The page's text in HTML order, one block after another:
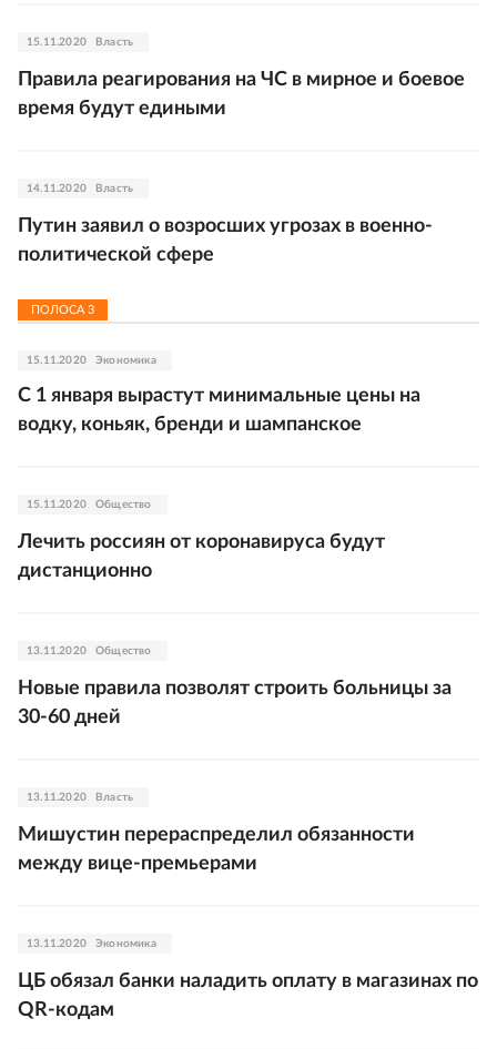
15.11.2020 Власть
Правила реагирования на ЧС в мирное и боевое
время будут едиными
14.11.2020 Власть
Путин заявил о возросших угрозах в военно-
политической сфере
ПОЛОСА 3
15.11.2020 Экономика
С 1 января вырастут минимальные цены на
водку, коньяк, бренди и шампанское
15.11.2020 Общество
Лечить россиян от коронавируса будут
дистанционно
13.11.2020 Общество
Новые правила позволят строить больницы за
30-60 дней
13.11.2020 Власть
Мишустин перераспределил обязанности
между вице-премьерами
13.11.2020 Экономика
ЦБ обязал банки наладить оплату в магазинах по
QR-кодам